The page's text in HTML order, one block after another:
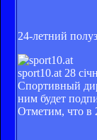
24-летний
sport10.at 28
Спортивный
ним будет
Отметим, что в